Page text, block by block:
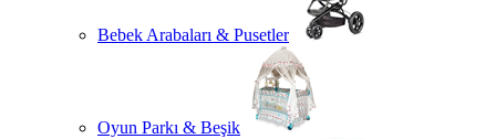
Bebek Arabaları & Pusetler
Oyun Parkı & Beşik